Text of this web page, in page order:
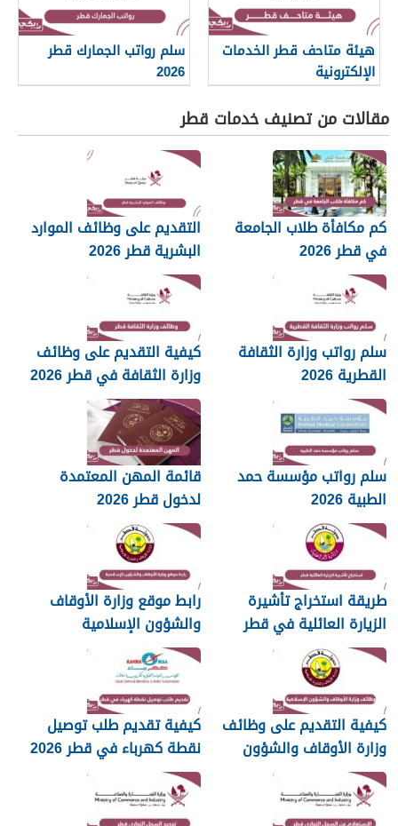
هيئة متاحف قطر الخدمات
الإلكترونية
سلم رواتب الجمارك قطر
2026
مقالات من تصنيف خدمات قطر
كم مكافأة طلاب الجامعة
في قطر 2026
التقديم على وظائف الموارد
البشرية قطر 2026
سلم رواتب وزارة الثقافة
القطرية 2026
كيفية التقديم على وظائف
وزارة الثقافة في قطر 2026
سلم رواتب مؤسسة حمد
الطبية 2026
قائمة المهن المعتمدة
لدخول قطر 2026
طريقة استخراج تأشيرة
الزيارة العائلية في قطر
2026
رابط موقع وزارة الأوقاف
والشؤون الإسلامية
islam.gov.qa
كيفية التقديم على وظائف
وزارة الأوقاف والشؤون
الإسلامية قطر 2026
كيفية تقديم طلب توصيل
نقطة كهرباء في قطر 2026